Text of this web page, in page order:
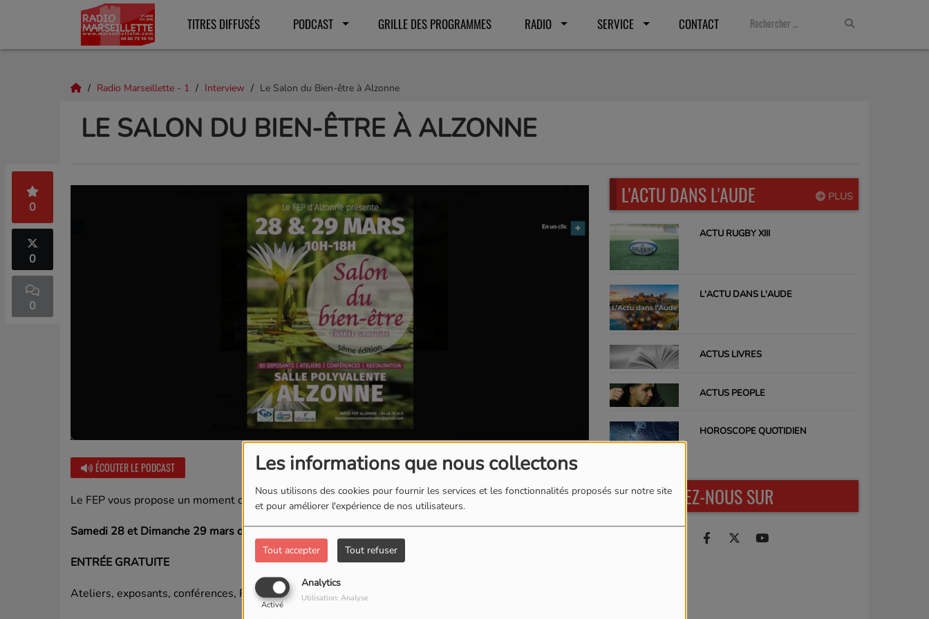
Les informations que nous collectons
Nous utilisons des cookies pour fournir les services et les fonctionnalités proposés sur notre site
et pour améliorer l'expérience de nos utilisateurs.
Tout accepter Tout refuser
Analytics
Activé
Utilisation: Analyse
TITRES DIFFUSÉS PODCAST GRILLE DES PROGRAMMES RADIO SERVICE CONTACT
Radio Marseillette - 1 Interview Le Salon du Bien-être à Alzonne
LE SALON DU BIEN-ÊTRE À ALZONNE
0
0
0
ÉCOUTER LE PODCAST TÉLÉCHARGER LE PODCAST
Le FEP vous propose un moment de détente avec le Salon du bien-être
Samedi 28 et Dimanche 29 mars de10h à 18hà la salle polyvalente
ENTRÉE GRATUITE
Ateliers, exposants, conférences, Restauration sur place
PLUS
L'ACTU DANS L'AUDE
ACTU RUGBY XIII
L'ACTU DANS L'AUDE
ACTUS LIVRES
ACTUS PEOPLE
HOROSCOPE QUOTIDIEN
RETROUVEZ-NOUS SUR